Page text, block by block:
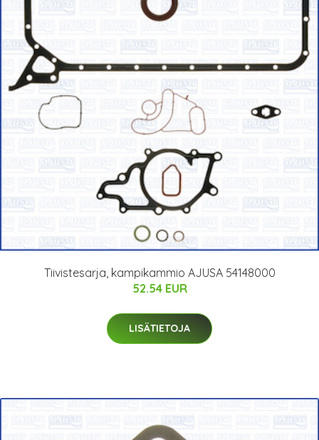
Tiivistesarja, kampikammio AJUSA 54148000
52.54 EUR
LISÄTIETOJA